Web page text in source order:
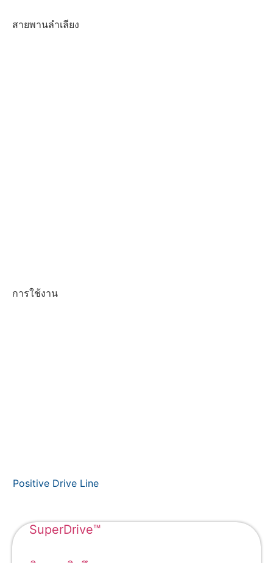
สายพานลำเลียง
การใช้งาน
Positive Drive Line
SuperDrive™